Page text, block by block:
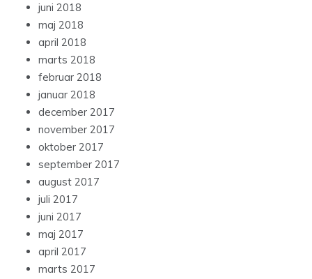
juni 2018
maj 2018
april 2018
marts 2018
februar 2018
januar 2018
december 2017
november 2017
oktober 2017
september 2017
august 2017
juli 2017
juni 2017
maj 2017
april 2017
marts 2017